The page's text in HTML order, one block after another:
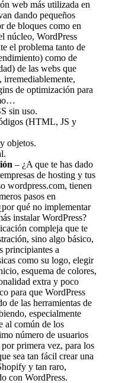
web más utilizada en
dando pequeños
de bloques como en
núcleo, WordPress
el problema tanto de
como de
de las webs que
irremediablemente,
de optimización para
sin uso.
(HTML, JS y
objetos.
– ¿A que te has dado
de hosting y tus
wordpress.com, tienen
pasos en
qué no implementar
instalar WordPress?
compleja que te
sino algo básico,
principiantes a
como su logo, elegir
esquema de colores,
extra y poco
para que WordPress
de las herramientas de
especialmente
al común de los
número de usuarios
primera vez, para los
sea tan fácil crear una
y tan raro,
con WordPress.